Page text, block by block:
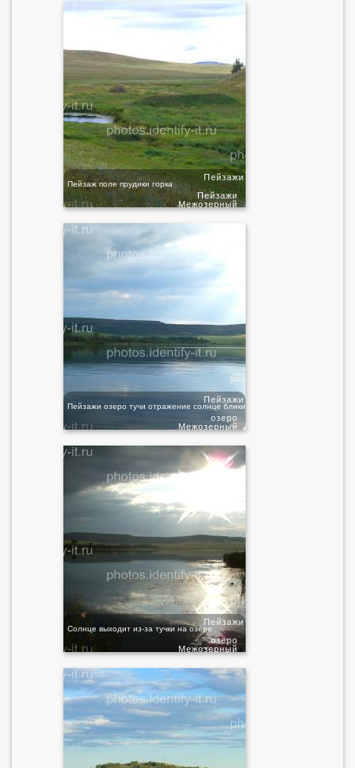
Пейзаж поле прудики горка
Пейзажи
Межозерный
Пейзажи
Пейзажи озеро тучи отражение солнце блики
Пейзажи
Межозерный
озеро
Солнце выходит из-за тучки на озере
Пейзажи
Межозерный
озеро